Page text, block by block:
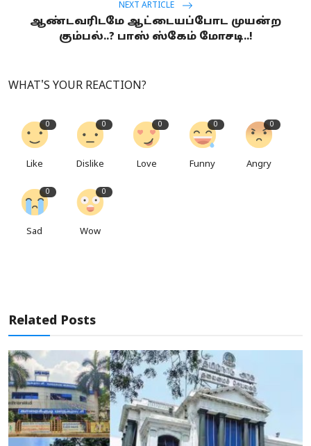
NEXT ARTICLE
ஆண்டவரிடமே ஆட்டையப்போட முயன்ற
கும்பல்..? பாஸ் ஸ்கேம் மோசடி..!
WHAT'S YOUR REACTION?
0
Like
0
Dislike
0
Love
0
Funny
0
Angry
0
Sad
0
Wow
Related Posts